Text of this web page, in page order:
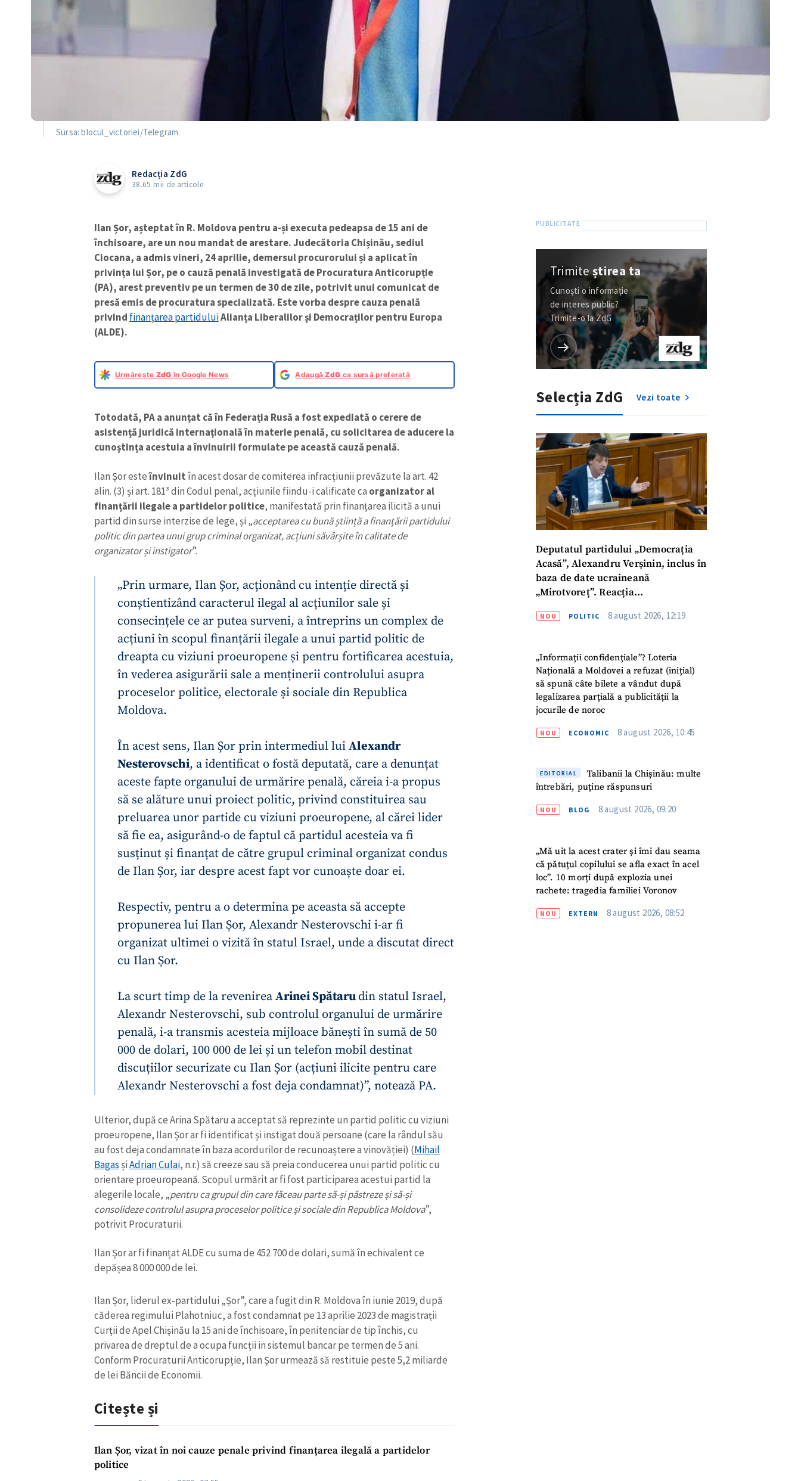
Sursa: blocul_victoriei/Telegram
Redacția ZdG
38.65 mii de articole
Ilan Șor, așteptat în R. Moldova pentru a-și executa pedeapsa de 15 ani de
închisoare, are un nou mandat de arestare. Judecătoria Chișinău, sediul
Ciocana, a admis vineri, 24 aprilie, demersul procurorului și a aplicat în
privința lui Șor, pe o cauză penală investigată de Procuratura Anticorupție
(PA), arest preventiv pe un termen de 30 de zile, potrivit unui comunicat de
presă emis de procuratura specializată. Este vorba despre cauza penală
privind finanțarea partiduluiAlianța Liberalilor și Democraților pentru Europa
(ALDE).
Urmărește ZdG în Google News AdaugăZdG ca sursă preferată
Totodată, PA a anunțat că în Federația Rusă a fost expediată o cerere de
asistență juridică internațională în materie penală, cu solicitarea de aducere la
cunoștința acestuia a învinuirii formulate pe această cauză penală.
Ilan Șor esteînvinuitîn acest dosar de comiterea infracțiunii prevăzute la art. 42
alin. (3) și art. 181³ din Codul penal, acțiunile fiindu-i calificate ca organizator al
finanțării ilegale a partidelor politice, manifestată prin finanțarea ilicită a unui
partid din surse interzise de lege, și „acceptarea cu bună știință a finanțării partidului
politic din partea unui grup criminal organizat, acțiuni săvârșite în calitate de
organizator și instigator”.
„Prin urmare, Ilan Șor, acționând cu intenție directă și
conștientizând caracterul ilegal al acțiunilor sale și
consecințele ce ar putea surveni, a întreprins un complex de
acțiuni în scopul finanțării ilegale a unui partid politic de
dreapta cu viziuni proeuropene și pentru fortificarea acestuia,
în vederea asigurării sale a menținerii controlului asupra
proceselor politice, electorale și sociale din Republica
Moldova.
În acest sens, Ilan Șor prin intermediul luiAlexandr
Nesterovschi, a identificat o fostă deputată, care a denunțat
aceste fapte organului de urmărire penală, căreia i-a propus
să se alăture unui proiect politic, privind constituirea sau
preluarea unor partide cu viziuni proeuropene, al cărei lider
să fie ea, asigurând-o de faptul că partidul acesteia va fi
susținut și finanțat de către grupul criminal organizat condus
de Ilan Șor, iar despre acest fapt vor cunoaște doar ei.
Respectiv, pentru a o determina pe aceasta să accepte
propunerea lui Ilan Șor, Alexandr Nesterovschi i-ar fi
organizat ultimei o vizită în statul Israel, unde a discutat direct
cu Ilan Șor.
La scurt timp de la revenireaArinei Spătarudin statul Israel,
Alexandr Nesterovschi, sub controlul organului de urmărire
penală, i-a transmis acesteia mijloace bănești în sumă de 50
000 de dolari, 100 000 de lei și un telefon mobil destinat
discuțiilor securizate cu Ilan Șor (acțiuni ilicite pentru care
Alexandr Nesterovschi a fost deja condamnat)”, notează PA.
Ulterior, după ce Arina Spătaru a acceptat să reprezinte un partid politic cu viziuni
proeuropene, Ilan Șor ar fi identificat și instigat două persoane (care la rândul său
au fost deja condamnate în baza acordurilor de recunoaștere a vinovăției) (Mihail
BagasșiAdrian Culai, n.r.) să creeze sau să preia conducerea unui partid politic cu
orientare proeuropeană. Scopul urmărit ar fi fost participarea acestui partid la
alegerile locale, „pentru ca grupul din care făceau parte să-și păstreze și să-și
consolideze controlul asupra proceselor politice și sociale din Republica Moldova”,
potrivit Procuraturii.
Ilan Șor ar fi finanțat ALDE cu suma de 452 700 de dolari, sumă în echivalent ce
depășea 8 000 000 de lei.
Ilan Șor, liderul ex-partidului „Șor”, care a fugit din R. Moldova în iunie 2019, după
căderea regimului Plahotniuc, a fost condamnat pe 13 aprilie 2023 de magistrații
Curții de Apel Chișinău la 15 ani de închisoare, în penitenciar de tip închis, cu
privarea de dreptul de a ocupa funcții in sistemul bancar pe termen de 5 ani.
Conform Procuraturii Anticorupție, Ilan Șor urmează să restituie peste 5,2 miliarde
de lei Băncii de Economii.
Citește și
Ilan Șor, vizat în noi cauze penale privind finanțarea ilegală a partidelor
politice
Trimiteștirea ta
Cunoști o informație
de interes public?
Trimite-o la ZdG
Selecția ZdG Vezi toate
Deputatul partidului „Democrația
Acasă”, Alexandru Verșinin, inclus în
baza de date ucraineană
„Mirotvoreț”. Reacția
NOU POLITIC 8 august 2026, 12:19
„Informații confidențiale”? Loteria
Națională a Moldovei a refuzat (inițial)
să spună câte bilete a vândut după
legalizarea parțială a publicității la
jocurile de noroc
NOU ECONOMIC 8 august 2026, 10:45
EDITORIAL
Talibanii la Chișinău: multe
întrebări, puține răspunsuri
NOU BLOG 8 august 2026, 09:20
„Mă uit la acest crater și îmi dau seama
că pătuțul copilului se afla exact în acel
loc”. 10 morți după explozia unei
rachete: tragedia familiei Voronov
NOU EXTERN 8 august 2026, 08:52
ȘTIREA MEA
Titlu știre + Adaugă titlu
Fotografie + Încarcă imagine
Link media + Link media
Mesajul știrei + Mesajul știrei
+ Emailul meu
+ Telefon personal
TRIMITE ȘTIREA